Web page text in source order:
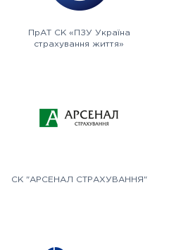
ПрАТ СК «ПЗУ Україна
страхування життя»
СК "АРСЕНАЛ СТРАХУВАННЯ"